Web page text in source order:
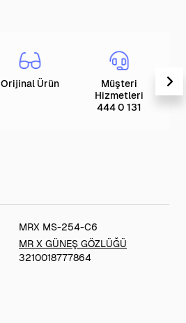
Orijinal Ürün
Müşteri
Hizmetleri
444 0 131
MRX MS-254-C6
MR X GÜNEŞ GÖZLÜĞÜ
3210018777864